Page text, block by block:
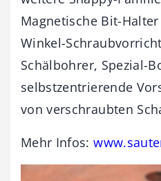
Magnetische Bit-
Winkel-
Schälbohrer, Spezial-
selbstzentrierende
von verschraubten
Mehr Infos: